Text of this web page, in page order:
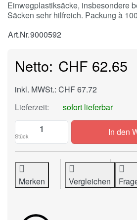
Einwegplastiksäcke, insbesondere
Säcken sehr hilfreich. Packung à
Art.Nr.9000592
CHF 62.65
inkl. MWSt.: CHF 67.72
Lieferzeit:
sofort lieferbar
Stück
IDEAL
In den
Merken Vergleichen